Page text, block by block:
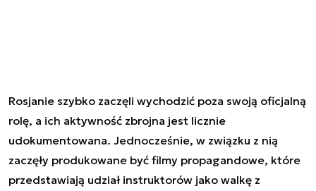
Rosjanie szybko zaczęli wychodzić poza swoją oficjalną
rolę, a ich aktywność zbrojna jest licznie
udokumentowana. Jednocześnie, w związku z nią
zaczęły produkowane być filmy propagandowe, które
przedstawiają udział instruktorów jako walkę z